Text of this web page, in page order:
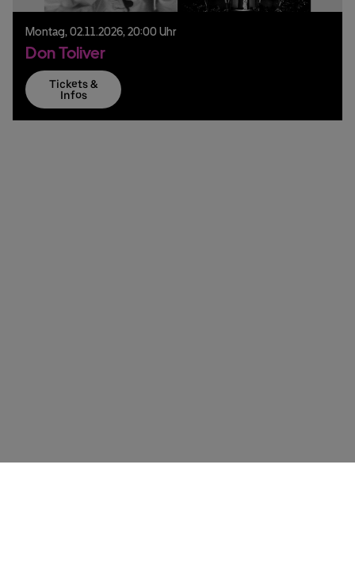
Montag, 02.11.2026, 20:00 Uhr
Don Toliver
Tickets &
Infos